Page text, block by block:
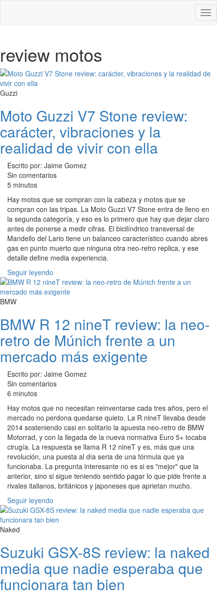
review motos
Guzzi
Moto Guzzi V7 Stone review:
carácter, vibraciones y la
realidad de vivir con ella
Escrito por: Jaime Gomez
Sin comentarios
5 minutos
Hay motos que se compran con la cabeza y motos que se
compran con las tripas. La Moto Guzzi V7 Stone entra de lleno en
la segunda categoría, y eso es lo primero que hay que dejar claro
antes de ponerse a medir cifras. El bicilíndrico transversal de
Mandello del Lario tiene un balanceo característico cuando abres
gas en punto muerto que ninguna otra neo-retro replica, y ese
detalle define media experiencia.
Seguir leyendo
BMW
BMW R 12 nineT review: la neo-
retro de Múnich frente a un
mercado más exigente
Escrito por: Jaime Gomez
Sin comentarios
6 minutos
Hay motos que no necesitan reinventarse cada tres años, pero el
mercado no perdona quedarse quieto. La R nineT llevaba desde
2014 sosteniendo casi en solitario la apuesta neo-retro de BMW
Motorrad, y con la llegada de la nueva normativa Euro 5+ tocaba
cirugía. La respuesta se llama R 12 nineT y es, más que una
revolución, una puesta al día seria de una fórmula que ya
funcionaba. La pregunta interesante no es si es "mejor" que la
anterior, sino si sigue teniendo sentido pagar lo que pide frente a
rivales italianos, británicos y japoneses que aprietan mucho.
Seguir leyendo
Naked
Suzuki GSX-8S review: la naked
media que nadie esperaba que
funcionara tan bien